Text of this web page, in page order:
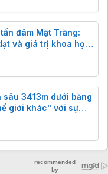
đâm Mặt Trăng:
và giá trị khoa học
3413m dưới băng
giới khác" với sự